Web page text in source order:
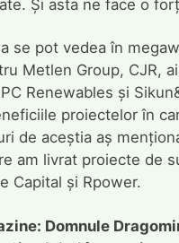
Și asta ne face o
se pot vedea în
Metlen Group, CJR,
Renewables și
proiectelor în
de aceștia aș
am livrat proiecte de
Capital și Rpower.
Domnule